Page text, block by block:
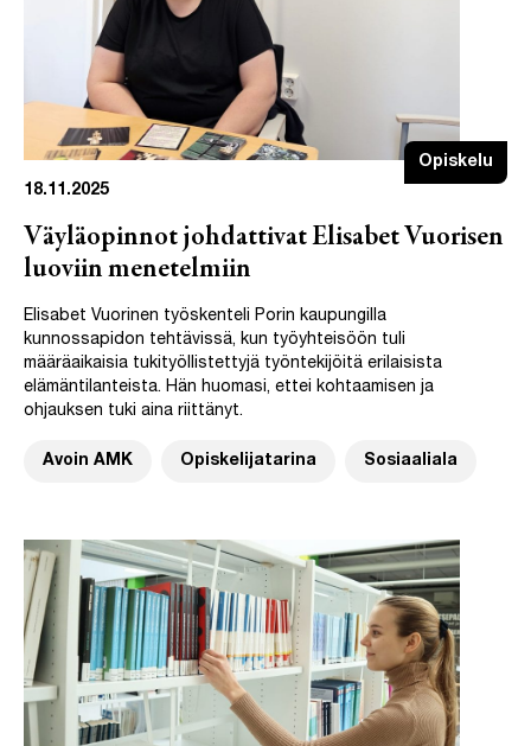
Opiskelu
18.11.2025
Väyläopinnot johdattivat Elisabet Vuorisen
luoviin menetelmiin
Elisabet Vuorinen työskenteli Porin kaupungilla
kunnossapidon tehtävissä, kun työyhteisöön tuli
määräaikaisia tukityöllistettyjä työntekijöitä erilaisista
elämäntilanteista. Hän huomasi, ettei kohtaamisen ja
ohjauksen tuki aina riittänyt.
Avoin AMK Opiskelijatarina Sosiaaliala